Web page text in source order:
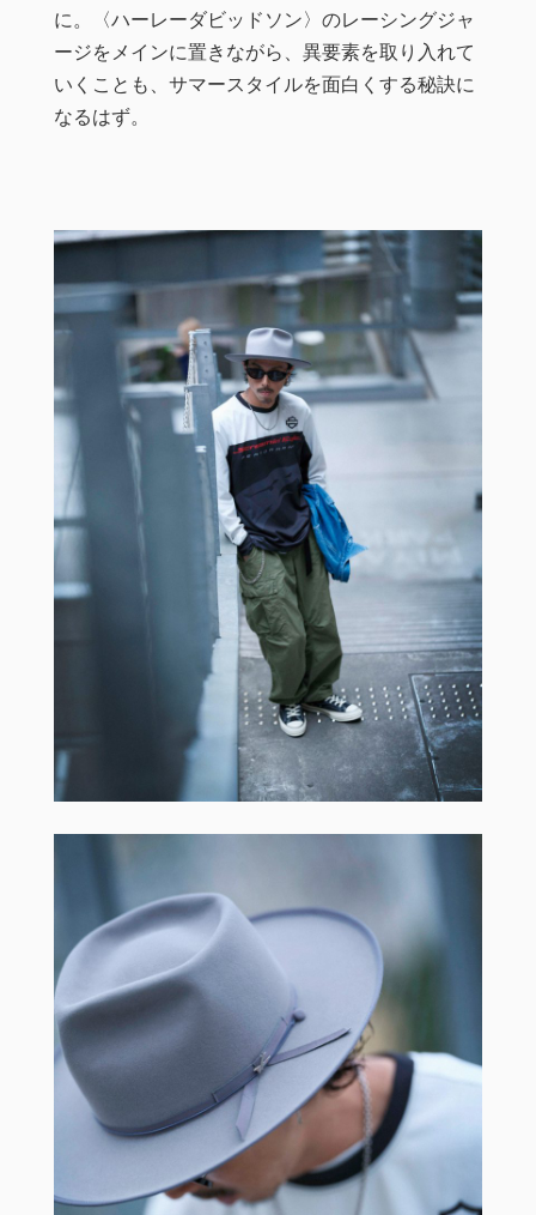
に。〈ハーレーダビッドソン〉のレーシングジャ
ージをメインに置きながら、異要素を取り入れて
いくことも、サマースタイルを面白くする秘訣に
なるはず。